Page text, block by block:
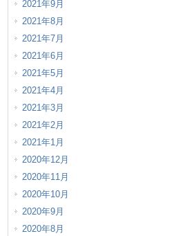
2021年9月
2021年8月
2021年7月
2021年6月
2021年5月
2021年4月
2021年3月
2021年2月
2021年1月
2020年12月
2020年11月
2020年10月
2020年9月
2020年8月